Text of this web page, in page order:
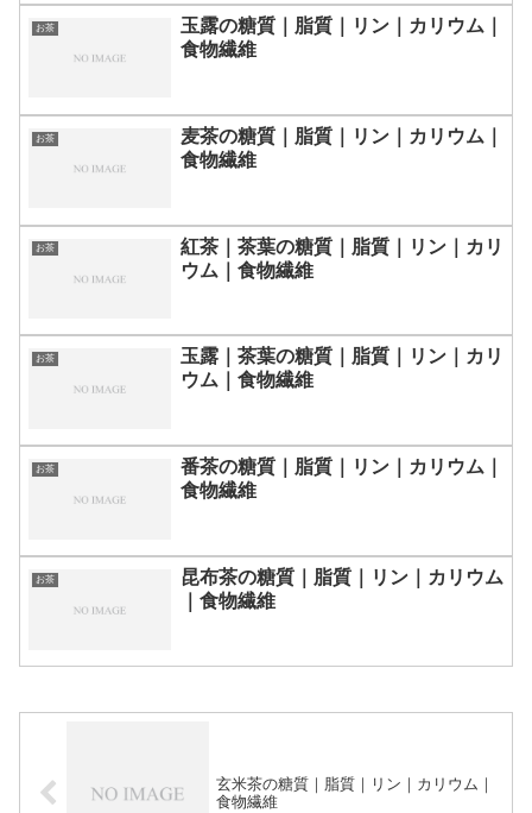
お茶
玉露の糖質｜脂質｜リン｜カリウム｜
食物繊維
お茶
麦茶の糖質｜脂質｜リン｜カリウム｜
食物繊維
お茶
紅茶｜茶葉の糖質｜脂質｜リン｜カリ
ウム｜食物繊維
お茶
玉露｜茶葉の糖質｜脂質｜リン｜カリ
ウム｜食物繊維
お茶
番茶の糖質｜脂質｜リン｜カリウム｜
食物繊維
お茶
昆布茶の糖質｜脂質｜リン｜カリウム
｜食物繊維
玄米茶の糖質｜脂質｜リン｜カリウム｜
食物繊維